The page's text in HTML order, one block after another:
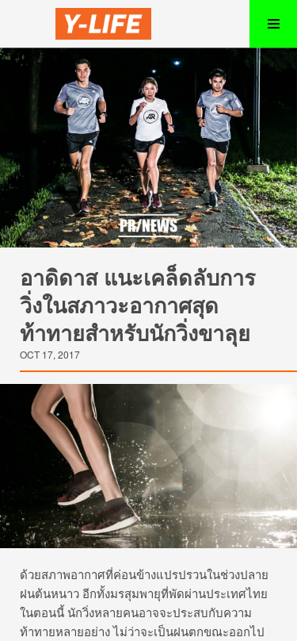
อาดิดาส แนะเคล็ดลับการ
วิ่งในสภาวะอากาศสุด
ท้าทายสำหรับนักวิ่งขาลุย
OCT 17, 2017
ด้วยสภาพอากาศที่ค่อนข้างแปรปรวนในช่วงปลาย
ฝนต้นหนาว อีกทั้งมรสุมพายุที่พัดผ่านประเทศไทย
ในตอนนี้ นักวิ่งหลายคนอาจจะประสบกับความ
ท้าทายหลายอย่าง ไม่ว่าจะเป็นฝนตกขณะออกไป